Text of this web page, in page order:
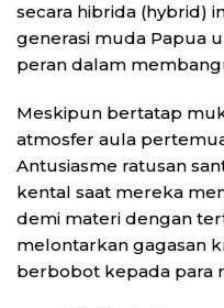
secara hibrida (hybrid)
generasi muda Papua
peran dalam
Meskipun bertatap
atmosfer aula
Antusiasme ratusan
kental saat mereka
demi materi dengan
melontarkan gagasan
berbobot kepada para